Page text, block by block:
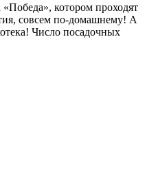
«Победа», котором проходят
совсем по-домашнему! А
Число посадочных